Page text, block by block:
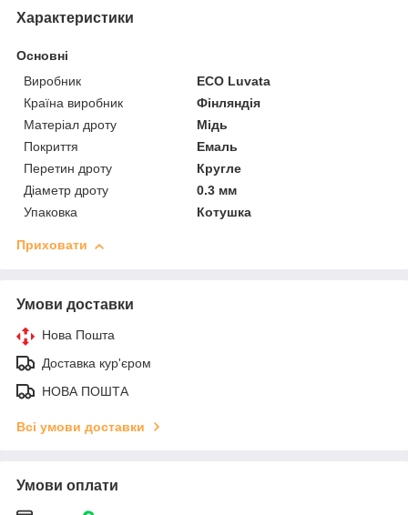
Характеристики
Основні
Виробник
ECO Luvata
Країна виробник
Фінляндія
Матеріал дроту
Мідь
Покриття
Емаль
Перетин дроту
Кругле
Діаметр дроту
0.3 мм
Упаковка
Котушка
Приховати
Умови доставки
Нова Пошта
Доставка кур'єром
НОВА ПОШТА
Всі умови доставки
Умови оплати